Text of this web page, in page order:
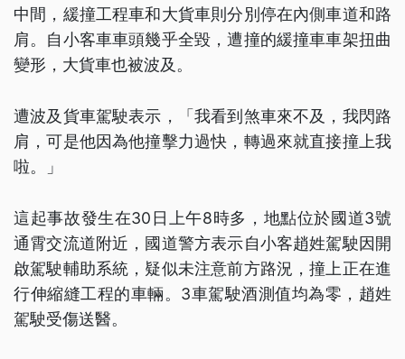
中間，緩撞工程車和大貨車則分別停在內側車道和路
肩。自小客車車頭幾乎全毀，遭撞的緩撞車車架扭曲
變形，大貨車也被波及。
遭波及貨車駕駛表示，「我看到煞車來不及，我閃路
肩，可是他因為他撞擊力過快，轉過來就直接撞上我
啦。」
這起事故發生在30日上午8時多，地點位於國道3號
通霄交流道附近，國道警方表示自小客趙姓駕駛因開
啟駕駛輔助系統，疑似未注意前方路況，撞上正在進
行伸縮縫工程的車輛。3車駕駛酒測值均為零，趙姓
駕駛受傷送醫。